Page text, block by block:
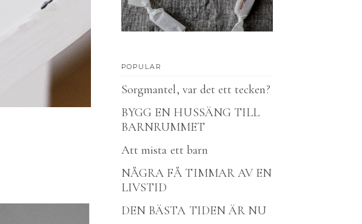
POPULAR
Sorgmantel, var det ett tecken?
BYGG EN HUSSÄNG TILL
BARNRUMMET
Att mista ett barn
NÅGRA FÅ TIMMAR AV EN
LIVSTID
DEN BÄSTA TIDEN ÄR NU